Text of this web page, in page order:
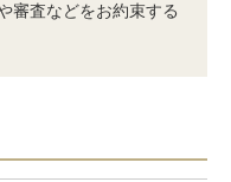
審査などをお約束する